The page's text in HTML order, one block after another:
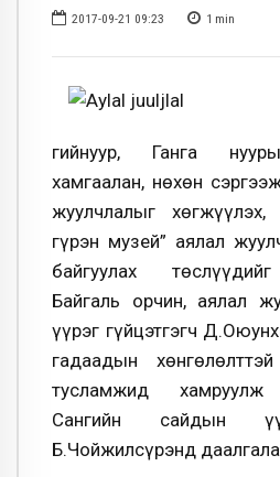
2017-09-21 09:23 1 min
Өгийнуур, Ганга
хамгаалан, нөхөн
жуулчлалыг
гүрэн музей” аялал
байгуулах
Байгаль орчин, аялал
үүрэг гүйцэтгэгч
гадаадын
тусламжид хамруулж
Сангийн сайдын
Б.Чойжилсүрэнд